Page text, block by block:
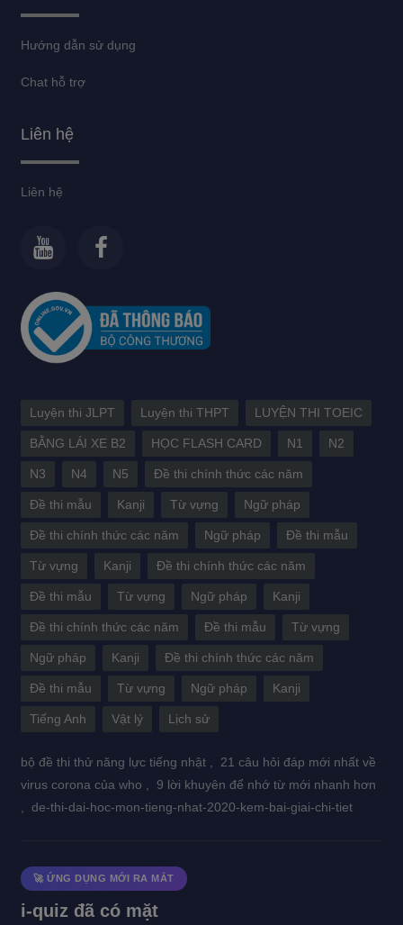
Hướng dẫn sử dụng
Chat hỗ trợ
Liên hệ
Liên hệ
Luyện thi JLPT Luyện thi THPT LUYỆN THI TOEIC
BẰNG LÁI XE B2 HỌC FLASH CARD N1 N2
N3 N4 N5 Đề thi chính thức các năm
Đề thi mẫu Kanji Từ vựng Ngữ pháp
Đề thi chính thức các năm Ngữ pháp Đề thi mẫu
Từ vựng Kanji Đề thi chính thức các năm
Đề thi mẫu Từ vựng Ngữ pháp Kanji
Đề thi chính thức các năm Đề thi mẫu Từ vựng
Ngữ pháp Kanji Đề thi chính thức các năm
Đề thi mẫu Từ vựng Ngữ pháp Kanji
Tiếng Anh Vật lý Lịch sử
bộ đề thi thử năng lực tiếng nhật ,
21 câu hỏi đáp mới nhất về
virus corona của who ,
9 lời khuyên để nhớ từ mới nhanh hơn
de-thi-dai-hoc-mon-tieng-nhat-2020-kem-bai-giai-chi-tiet
🚀 ỨNG DỤNG MỚI RA MẮT
i-quiz đã có mặt